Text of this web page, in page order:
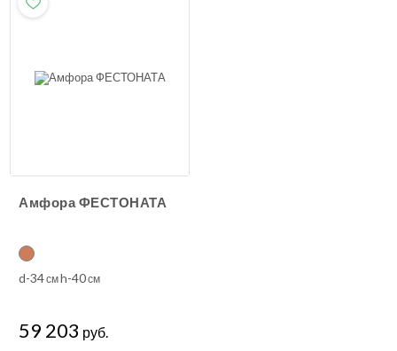
Амфора ФЕСТОНАТА
d-34смh-40см
59 203 руб.